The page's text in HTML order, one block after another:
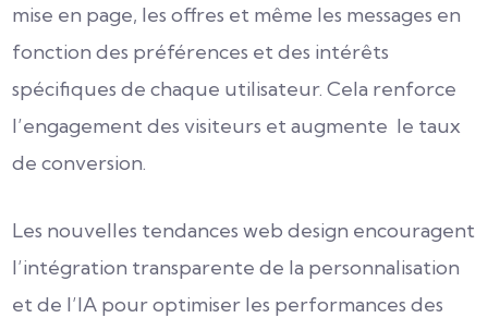
mise en page, les offres et même les messages en
fonction des préférences et des intérêts
spécifiques de chaque utilisateur. Cela renforce
l’engagement des visiteurs et augmente le taux
de conversion.
Les nouvelles tendances web design encouragent
l’intégration transparente de la personnalisation
et de l’IA pour optimiser les performances des